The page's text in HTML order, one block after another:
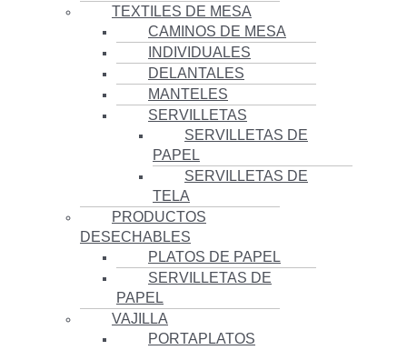
TEXTILES DE MESA
CAMINOS DE MESA
INDIVIDUALES
DELANTALES
MANTELES
SERVILLETAS
SERVILLETAS DE
PAPEL
SERVILLETAS DE
TELA
PRODUCTOS
DESECHABLES
PLATOS DE PAPEL
SERVILLETAS DE
PAPEL
VAJILLA
PORTAPLATOS